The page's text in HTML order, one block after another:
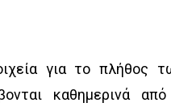
για το
καθημερινά